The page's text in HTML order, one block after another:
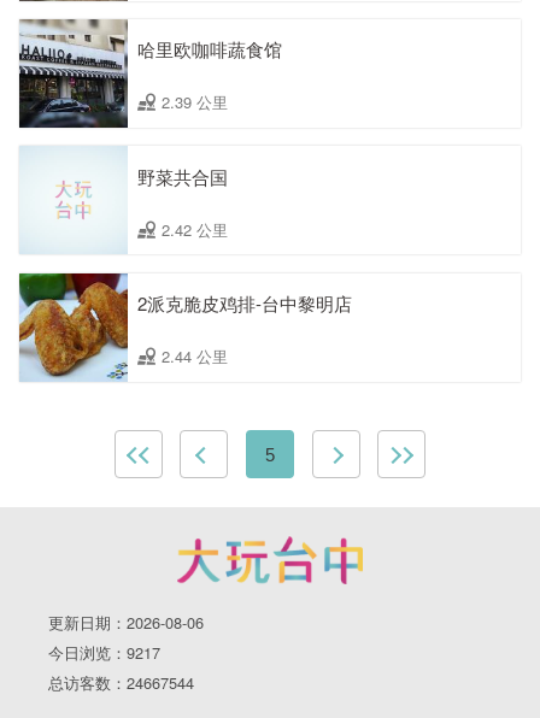
哈里欧咖啡蔬食馆
2.39 公里
野菜共合国
2.42 公里
2派克脆皮鸡排-台中黎明店
2.44 公里
5
更新日期：2026-08-06
今日浏览：9217
总访客数：24667544